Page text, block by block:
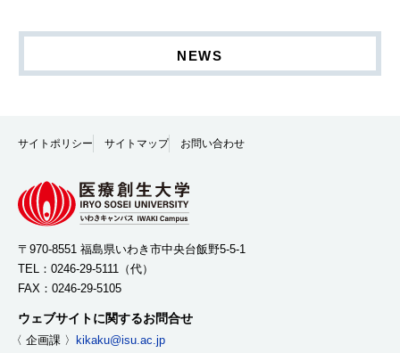
NEWS
サイトポリシー サイトマップ お問い合わせ
〒970-8551 福島県いわき市中央台飯野5-5-1
TEL： 0246-29-5111 （代）
FAX：0246-29-5105
ウェブサイトに関するお問合せ
〈 企画課 〉 kikaku@isu.ac.jp